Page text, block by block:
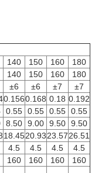
140 150 160
180
140 150 160
180
±6 ±6 ±7
±7
0.1560.168 0.18 0.192
0.55 0.55 0.55 0.55
8.50 9.00 9.50 9.50
18.4520.9323.5726.51
4.5 4.5 4.5
4.5
160 160 160
160